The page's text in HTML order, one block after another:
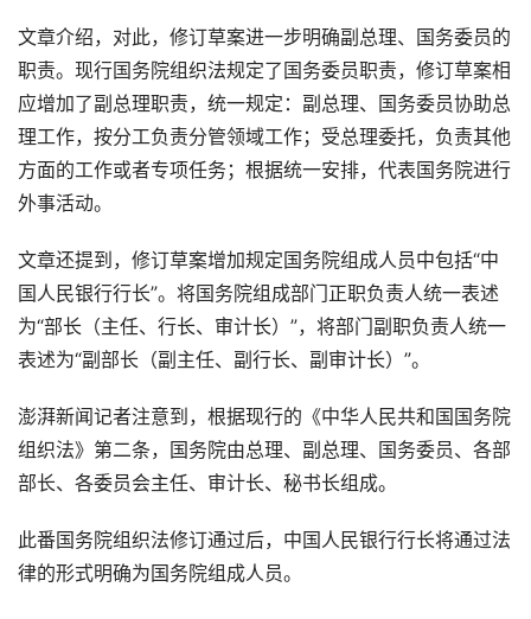
文章介绍，对此，修订草案进一步明确副总理、国务委员的
职责。现行国务院组织法规定了国务委员职责，修订草案相
应增加了副总理职责，统一规定：副总理、国务委员协助总
理工作，按分工负责分管领域工作；受总理委托，负责其他
方面的工作或者专项任务；根据统一安排，代表国务院进行
外事活动。
文章还提到，修订草案增加规定国务院组成人员中包括“中
国人民银行行长”。将国务院组成部门正职负责人统一表述
为“部长（主任、行长、审计长）”，将部门副职负责人统一
表述为“副部长（副主任、副行长、副审计长）”。
澎湃新闻记者注意到，根据现行的《中华人民共和国国务院
组织法》第二条，国务院由总理、副总理、国务委员、各部
部长、各委员会主任、审计长、秘书长组成。
此番国务院组织法修订通过后，中国人民银行行长将通过法
律的形式明确为国务院组成人员。